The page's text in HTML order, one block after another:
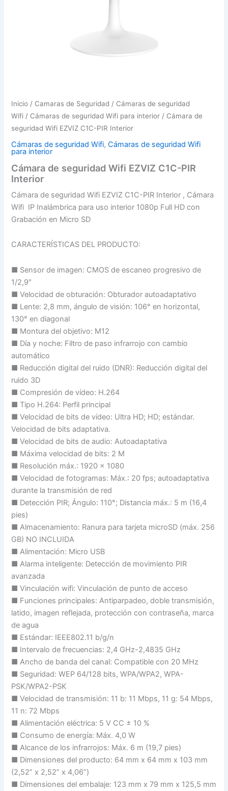
Inicio / Camaras de Seguridad / Cámaras de seguridad
Wifi / Cámaras de seguridad Wifi para interior / Cámara de
seguridad Wifi EZVIZ C1C-PIR Interior
Cámaras de seguridad Wifi,Cámaras de seguridad Wifi
para interior
Cámara de seguridad Wifi EZVIZ C1C-PIR
Interior
Cámara de seguridad Wifi EZVIZ C1C-PIR Interior , Cámara
Wifi IP Inalámbrica para uso interior 1080p Full HD con
Grabación en Micro SD
CARACTERÍSTICAS DEL PRODUCTO:
■ Sensor de imagen: CMOS de escaneo progresivo de
1/2,9″
■ Velocidad de obturación: Obturador autoadaptativo
■ Lente: 2,8 mm, ángulo de visión: 106° en horizontal,
130° en diagonal
■ Montura del objetivo: M12
■ Día y noche: Filtro de paso infrarrojo con cambio
automático
■ Reducción digital del ruido (DNR): Reducción digital del
ruido 3D
■ Compresión de vídeo: H.264
■ Tipo H.264: Perfil principal
■ Velocidad de bits de vídeo: Ultra HD; HD; estándar.
Velocidad de bits adaptativa.
■ Velocidad de bits de audio: Autoadaptativa
■ Máxima velocidad de bits: 2 M
■ Resolución máx.: 1920 x 1080
■ Velocidad de fotogramas: Máx.: 20 fps; autoadaptativa
durante la transmisión de red
■ Detección PIR; Ángulo: 110°; Distancia máx.: 5 m (16,4
pies)
■ Almacenamiento: Ranura para tarjeta microSD (máx. 256
GB) NO INCLUIDA
■ Alimentación: Micro USB
■ Alarma inteligente: Detección de movimiento PIR
avanzada
■ Vinculación wifi: Vinculación de punto de acceso
■ Funciones principales: Antiparpadeo, doble transmisión,
latido, imagen reflejada, protección con contraseña, marca
de agua
■ Estándar: IEEE802.11 b/g/n
■ Intervalo de frecuencias: 2,4 GHz-2,4835 GHz
■ Ancho de banda del canal: Compatible con 20 MHz
■ Seguridad: WEP 64/128 bits, WPA/WPA2, WPA-
PSK/WPA2-PSK
■ Velocidad de transmisión: 11 b: 11 Mbps, 11 g: 54 Mbps,
11 n: 72 Mbps
■ Alimentación eléctrica: 5 V CC ± 10 %
■ Consumo de energía: Máx. 4,0 W
■ Alcance de los infrarrojos: Máx. 6 m (19,7 pies)
■ Dimensiones del producto: 64 mm x 64 mm x 103 mm
(2,52” x 2,52” x 4,06”)
■ Dimensiones del embalaje: 123 mm x 79 mm x 125,5 mm